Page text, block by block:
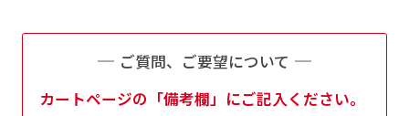
ご質問、ご要望について
カートページの「備考欄」にご記入ください。
スリムのれん縦30cm）お店の入口付近の装飾に